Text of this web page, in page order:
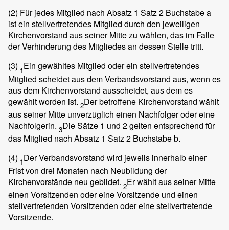
(2) Für jedes Mitglied nach Absatz 1 Satz 2 Buchstabe a
ist ein stellvertretendes Mitglied durch den jeweiligen
Kirchenvorstand aus seiner Mitte zu wählen, das im Falle
der Verhinderung des Mitgliedes an dessen Stelle tritt.
(3) 1Ein gewähltes Mitglied oder ein stellvertretendes
Mitglied scheidet aus dem Verbandsvorstand aus, wenn es
aus dem Kirchenvorstand ausscheidet, aus dem es
gewählt worden ist. 2Der betroffene Kirchenvorstand wählt
aus seiner Mitte unverzüglich einen Nachfolger oder eine
Nachfolgerin. 3Die Sätze 1 und 2 gelten entsprechend für
das Mitglied nach Absatz 1 Satz 2 Buchstabe b.
(4) 1Der Verbandsvorstand wird jeweils innerhalb einer
Frist von drei Monaten nach Neubildung der
Kirchenvorstände neu gebildet. 2Er wählt aus seiner Mitte
einen Vorsitzenden oder eine Vorsitzende und einen
stellvertretenden Vorsitzenden oder eine stellvertretende
Vorsitzende.